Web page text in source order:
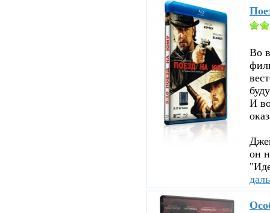
Во
И
он